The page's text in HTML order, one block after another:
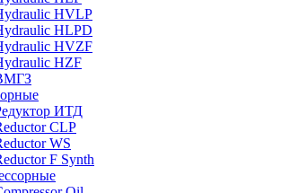
HVLP
HLPD
HVZF
HZF
ИТД
CLP
WS
F Synth